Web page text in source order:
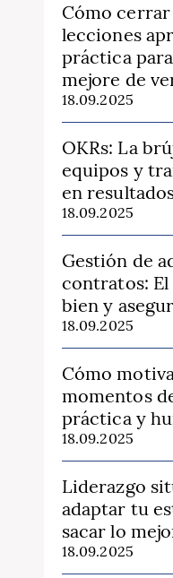
Cómo
lecciones
práctica
mejore de
18.09.2025
OKRs: La
equipos y
en
18.09.2025
Gestión de
contratos:
bien y
18.09.2025
Cómo
momentos
práctica y
18.09.2025
Liderazgo
adaptar tu
sacar lo
18.09.2025